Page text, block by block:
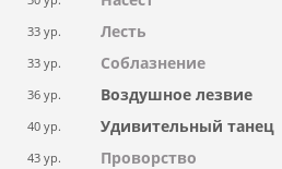
33 ур. Лесть
33 ур. Соблазнение
36 ур. Воздушное лезвие
40 ур. Удивительный танец
43 ур. Проворство